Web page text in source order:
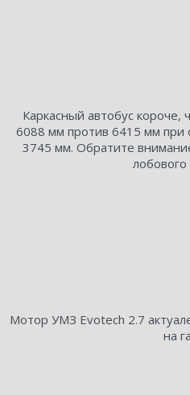
Каркасный автобус
6088 мм против 6415 мм при
3745 мм. Обратите
лобового
Мотор УМЗ Evotech 2.7
на